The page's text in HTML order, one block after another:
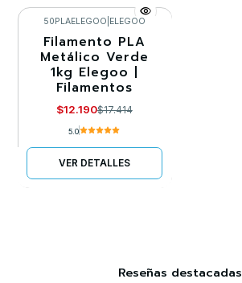
-30%
Agotado
50PLAELEGOO ELEGOO
Filamento PLA
Metálico Verde
1kg Elegoo |
Filamentos
$12.190$17.414
5.0
VER DETALLES
Reseñas destacadas